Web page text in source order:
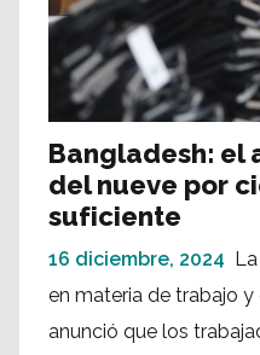
Bangladesh: el
del nueve por
suficiente
16 diciembre, 2024
en materia de trabajo
anunció que los